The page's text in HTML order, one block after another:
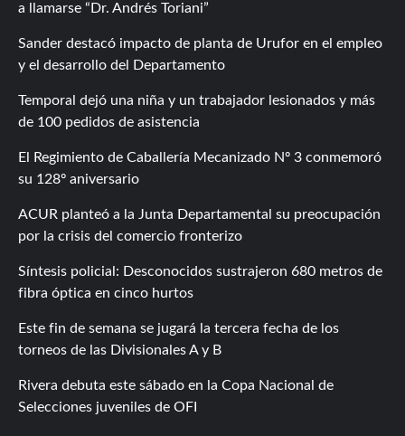
a llamarse “Dr. Andrés Toriani”
Sander destacó impacto de planta de Urufor en el empleo
y el desarrollo del Departamento
Temporal dejó una niña y un trabajador lesionados y más
de 100 pedidos de asistencia
El Regimiento de Caballería Mecanizado Nº 3 conmemoró
su 128º aniversario
ACUR planteó a la Junta Departamental su preocupación
por la crisis del comercio fronterizo
Síntesis policial: Desconocidos sustrajeron 680 metros de
fibra óptica en cinco hurtos
Este fin de semana se jugará la tercera fecha de los
torneos de las Divisionales A y B
Rivera debuta este sábado en la Copa Nacional de
Selecciones juveniles de OFI